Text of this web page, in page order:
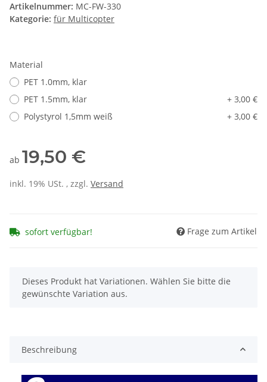
Artikelnummer: MC-FW-330
Kategorie: für Multicopter
Material
PET 1.0mm, klar
PET 1.5mm, klar
+ 3,00 €
Polystyrol 1,5mm weiß
+ 3,00 €
ab 19,50 €
inkl. 19% USt. , zzgl. Versand
sofort verfügbar! Frage zum Artikel
x
Dieses Produkt hat Variationen. Wählen Sie bitte die
gewünschte Variation aus.
Beschreibung